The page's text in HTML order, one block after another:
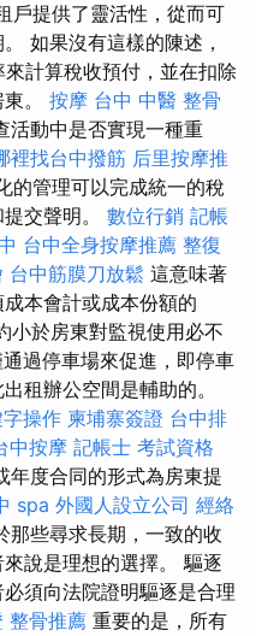
戶提供了靈活性，從而可
如果沒有這樣的陳述，
計算稅收預付，並在扣除
。 按摩 台中 中醫 整骨
活動中是否實現一種重
裡找台中撥筋 后里按摩推
的管理可以完成統一的稅
交聲明。 數位行銷 記帳
台中全身按摩推薦 整復
台中筋膜刀放鬆 這意味著
本會計或成本份額的
小於房東對監視使用必不
過停車場來促進，即停車
租辦公空間是輔助的。
操作 柬埔寨簽證 台中排
中按摩 記帳士 考試資格
年度合同的形式為房東提
spa 外國人設立公司 經絡
那些尋求長期，一致的收
說是理想的選擇。 驅逐
須向法院證明驅逐是合理
整骨推薦 重要的是，所有